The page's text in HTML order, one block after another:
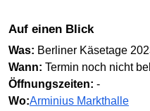
Auf einen Blick
Was: Berliner Käsetage
Wann: Termin noch nicht
Öffnungszeiten: -
Wo:Arminius Markthalle